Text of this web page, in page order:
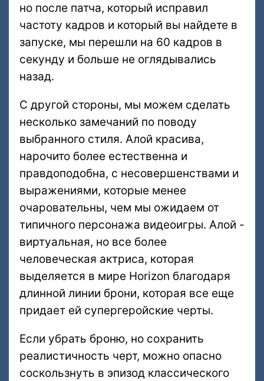
но после патча, который исправил
частоту кадров и который вы найдете в
запуске, мы перешли на 60 кадров в
секунду и больше не оглядывались
назад.
С другой стороны, мы можем сделать
несколько замечаний по поводу
выбранного стиля. Алой красива,
нарочито более естественна и
правдоподобна, с несовершенствами и
выражениями, которые менее
очаровательны, чем мы ожидаем от
типичного персонажа видеоигры. Алой -
виртуальная, но все более
человеческая актриса, которая
выделяется в мире Horizon благодаря
длинной линии брони, которая все еще
придает ей супергеройские черты.
Если убрать броню, но сохранить
реалистичность черт, можно опасно
соскользнуть в эпизод классического